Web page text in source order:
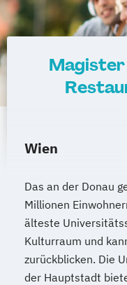
Magister
Wien
Das an der Donau
Millionen
älteste
Kulturraum und
zurückblicken. Die
der Hauptstadt